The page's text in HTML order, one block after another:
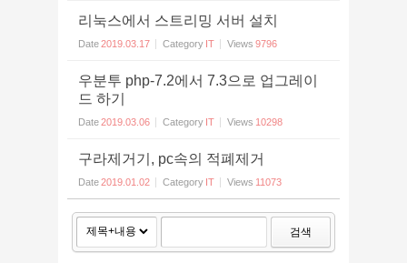
리눅스에서 스트리밍 서버 설치
Date2019.03.17 Category IT Views 9796
우분투 php-7.2에서 7.3으로 업그레이
드 하기
Date2019.03.06 Category IT Views 10298
구라제거기, pc속의 적폐제거
Date2019.01.02 Category IT Views 11073
검색